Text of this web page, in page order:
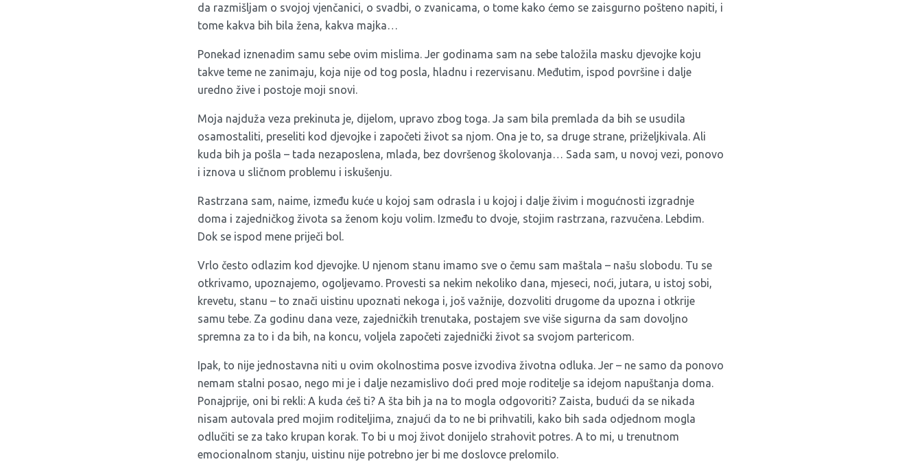
da razmišljam o svojoj vjenčanici, o svadbi, o zvanicama, o tome kako ćemo se zaisgurno pošteno napiti, i
tome kakva bih bila žena, kakva majka…
Ponekad iznenadim samu sebe ovim mislima. Jer godinama sam na sebe taložila masku djevojke koju
takve teme ne zanimaju, koja nije od tog posla, hladnu i rezervisanu. Međutim, ispod površine i dalje
uredno žive i postoje moji snovi.
Moja najduža veza prekinuta je, dijelom, upravo zbog toga. Ja sam bila premlada da bih se usudila
osamostaliti, preseliti kod djevojke i započeti život sa njom. Ona je to, sa druge strane, priželjkivala. Ali
kuda bih ja pošla – tada nezaposlena, mlada, bez dovršenog školovanja… Sada sam, u novoj vezi, ponovo
i iznova u sličnom problemu i iskušenju.
Rastrzana sam, naime, između kuće u kojoj sam odrasla i u kojoj i dalje živim i mogućnosti izgradnje
doma i zajedničkog života sa ženom koju volim. Između to dvoje, stojim rastrzana, razvučena. Lebdim.
Dok se ispod mene priječi bol.
Vrlo često odlazim kod djevojke. U njenom stanu imamo sve o čemu sam maštala – našu slobodu. Tu se
otkrivamo, upoznajemo, ogoljevamo. Provesti sa nekim nekoliko dana, mjeseci, noći, jutara, u istoj sobi,
krevetu, stanu – to znači uistinu upoznati nekoga i, još važnije, dozvoliti drugome da upozna i otkrije
samu tebe. Za godinu dana veze, zajedničkih trenutaka, postajem sve više sigurna da sam dovoljno
spremna za to i da bih, na koncu, voljela započeti zajednički život sa svojom partericom.
Ipak, to nije jednostavna niti u ovim okolnostima posve izvodiva životna odluka. Jer – ne samo da ponovo
nemam stalni posao, nego mi je i dalje nezamislivo doći pred moje roditelje sa idejom napuštanja doma.
Ponajprije, oni bi rekli: A kuda ćeš ti? A šta bih ja na to mogla odgovoriti? Zaista, budući da se nikada
nisam autovala pred mojim roditeljima, znajući da to ne bi prihvatili, kako bih sada odjednom mogla
odlučiti se za tako krupan korak. To bi u moj život donijelo strahovit potres. A to mi, u trenutnom
emocionalnom stanju, uistinu nije potrebno jer bi me doslovce prelomilo.